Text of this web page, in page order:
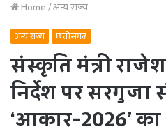
Home/अन्य राज्य
अन्य राज्य छत्तीसगढ़
संस्कृति मंत्री
निर्देश पर
‘आकार-2026’